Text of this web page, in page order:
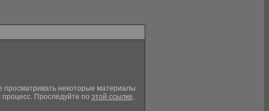
просматривать некоторые материалы
процесс. Проследуйте по этой ссылке,